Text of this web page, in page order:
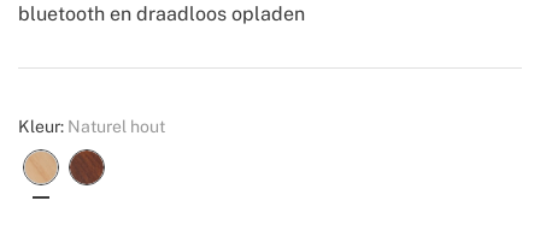
bluetooth en draadloos opladen
Create
Kleur: Naturel hout